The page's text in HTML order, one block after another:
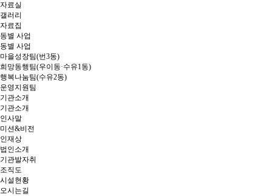
자료실
갤러리
자료집
동별 사업
동별 사업
마을성장팀(번3동)
희망동행팀(우이동·수유1동)
행복나눔팀(수유2동)
운영지원팀
기관소개
기관소개
인사말
미션&비전
인재상
법인소개
기관발자취
조직도
시설현황
오시는길